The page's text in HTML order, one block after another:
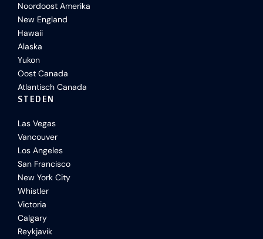
Noordoost Amerika
New England
Hawaii
Alaska
Yukon
Oost Canada
Atlantisch Canada
STEDEN
Las Vegas
Vancouver
Los Angeles
San Francisco
New York City
Whistler
Victoria
Calgary
Reykjavik